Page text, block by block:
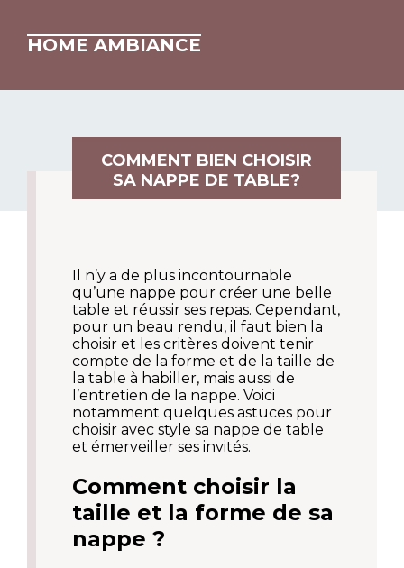
HOME AMBIANCE
COMMENT BIEN CHOISIR
SA NAPPE DE TABLE?
Il n’y a de plus incontournable
qu’une nappe pour créer une belle
table et réussir ses repas. Cependant,
pour un beau rendu, il faut bien la
choisir et les critères doivent tenir
compte de la forme et de la taille de
la table à habiller, mais aussi de
l’entretien de la nappe. Voici
notamment quelques astuces pour
choisir avec style sa nappe de table
et émerveiller ses invités.
Comment choisir la
taille et la forme de sa
nappe ?